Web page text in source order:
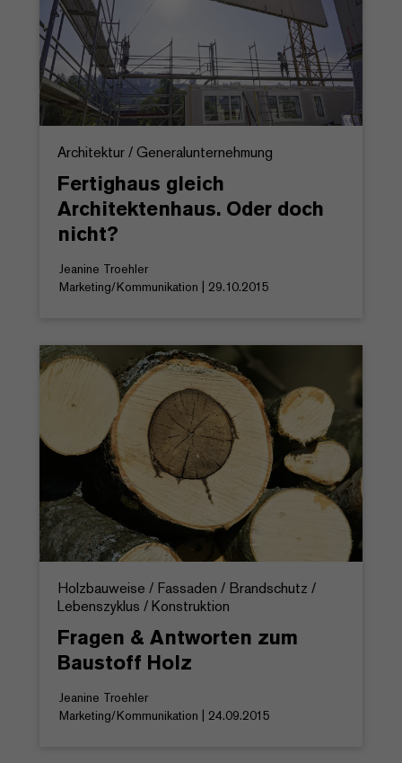
Architektur / Generalunternehmung
Fertighaus gleich
Architektenhaus. Oder doch
nicht?
Jeanine Troehler
Marketing/Kommunikation | 29.10.2015
Holzbauweise / Fassaden / Brandschutz /
Lebenszyklus / Konstruktion
Fragen & Antworten zum
Baustoff Holz
Jeanine Troehler
Marketing/Kommunikation | 24.09.2015